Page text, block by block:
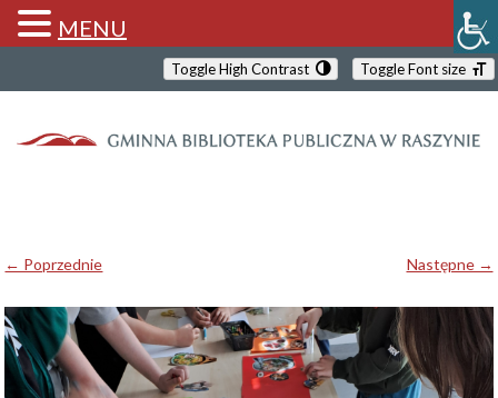
Toggle High Contrast Toggle Font size
← Poprzednie Następne →
MENU